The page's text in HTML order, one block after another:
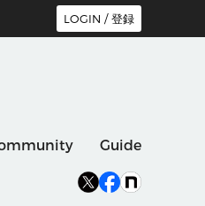
LOGIN / 登録
Guide